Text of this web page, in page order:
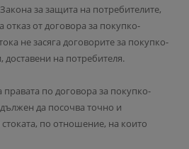
за защита на потребителите,
от договора за покупко-
не засяга договорите за покупко-
доставени на потребителя.
по договора за покупко-
да посочва точно и
по отношение, на които